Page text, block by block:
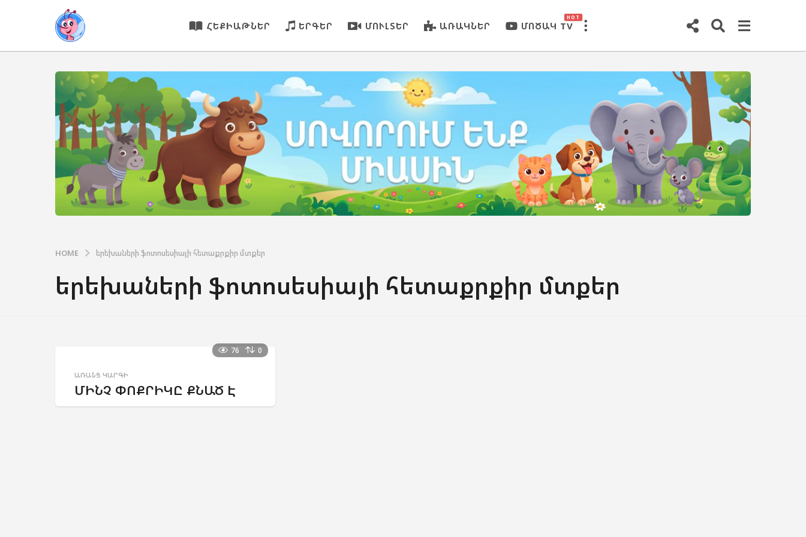
ՀԵՔԻԱԹՆԵՐ ԵՐԳԵՐ ՄՈՒԼՏԵՐ ԱՌԱԿՆԵՐ ՄՈԾԱԿ TV
HOT
HOME երեխաների ֆոտոսեսիայի հետաքրքիր մտքեր
երեխաների ֆոտոսեսիայի հետաքրքիր մտքեր
76 0
ԱՌԱՆՑ ԿԱՐԳԻ
ՄԻՆՉ ՓՈՔՐԻԿԸ ՔՆԱԾ Է